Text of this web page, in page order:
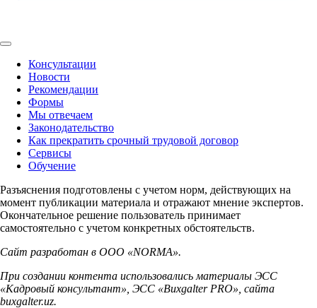
Консультации
Новости
Рекомендации
Формы
Мы отвечаем
Законодательство
Как прекратить срочный трудовой договор
Сервисы
Обучение
Разъяснения подготовлены с учетом норм, действующих на
момент публикации материала и отражают мнение экспертов.
Окончательное решение пользователь принимает
самостоятельно с учетом конкретных обстоятельств.
Сайт разработан в ООО «NORMA».
При создании контента использовались материалы ЭСС
«Кадровый консультант», ЭСС «Buxgalter PRO», сайта
buxgalter.uz.